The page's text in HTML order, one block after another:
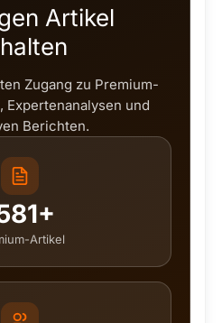
Artikel
Zugang zu Premium-
Expertenanalysen und
Berichten.
Artikel